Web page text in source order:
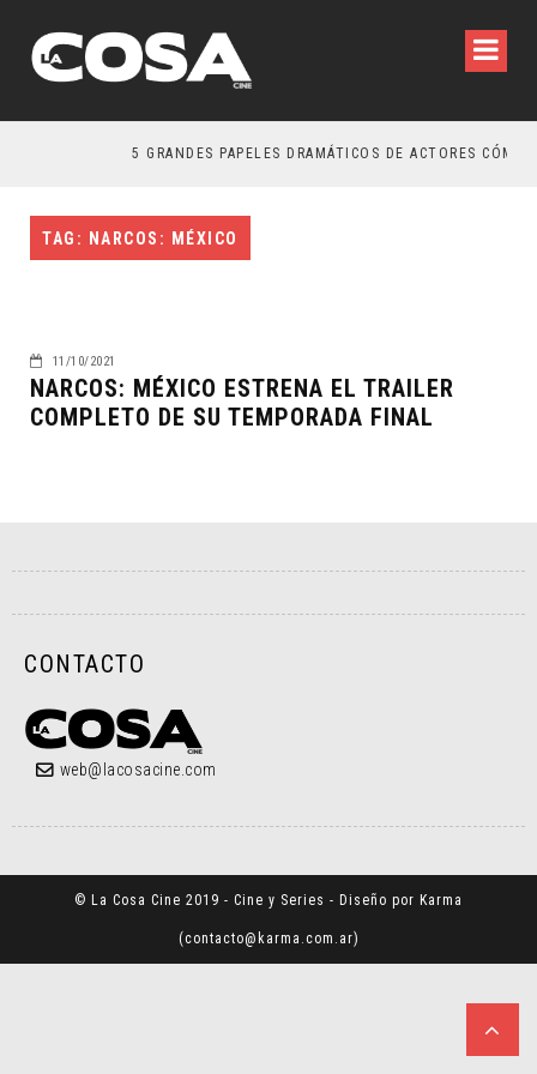
5 GRANDES PAPELES DRAMÁTICOS DE ACTORES CÓMICOS
TAG: NARCOS: MÉXICO
11/10/2021
NARCOS: MÉXICO ESTRENA EL TRAILER
COMPLETO DE SU TEMPORADA FINAL
CONTACTO
web@lacosacine.com
© La Cosa Cine 2019 - Cine y Series - Diseño por Karma
(contacto@karma.com.ar)